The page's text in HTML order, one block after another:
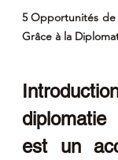
5 Opportunités de
Grâce à la
est un